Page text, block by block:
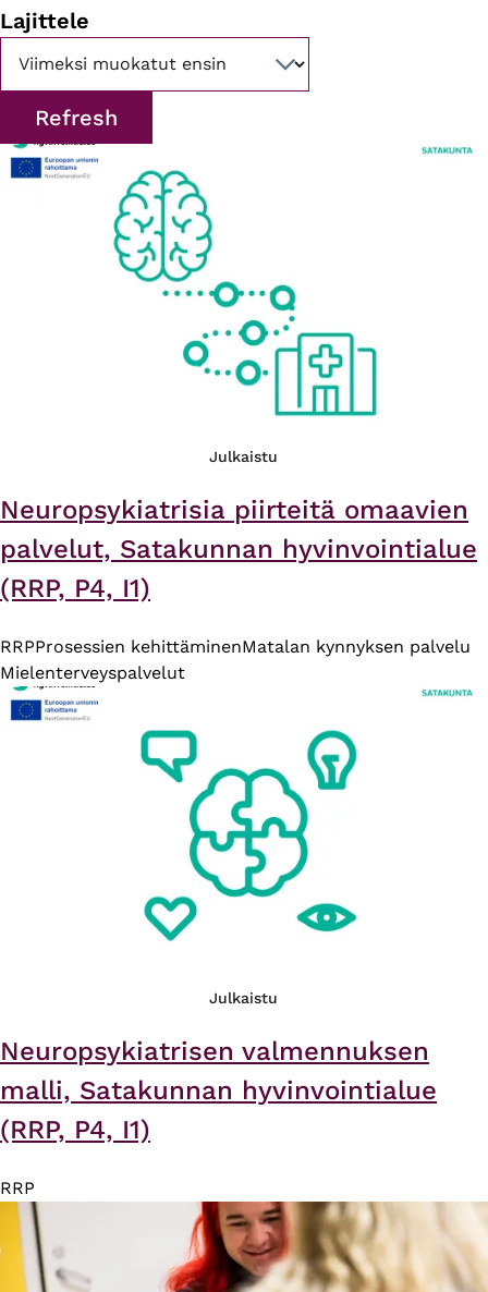
Lajittele
Julkaistu
Neuropsykiatrisia piirteitä omaavien
palvelut, Satakunnan hyvinvointialue
(RRP, P4, I1)
RRPProsessien kehittäminenMatalan kynnyksen palvelu
Mielenterveyspalvelut
Julkaistu
Neuropsykiatrisen valmennuksen
malli, Satakunnan hyvinvointialue
(RRP, P4, I1)
RRP